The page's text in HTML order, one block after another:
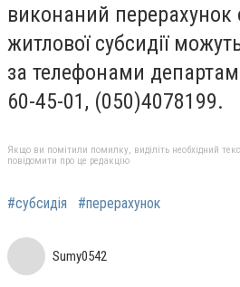
виконаний перерахунок
житлової субсидії
за телефонами
60-45-01, (050)4078199.
Якщо ви помітили помилку, виділіть необхідний
повідомити про це редакцію
#субсидія #перерахунок
Sumy0542